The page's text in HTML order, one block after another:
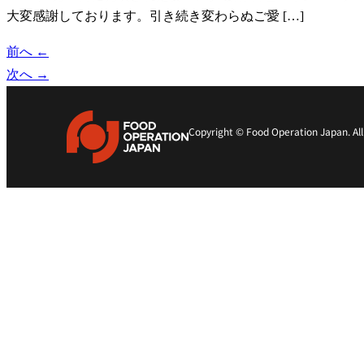
大変感謝しております。引き続き変わらぬご愛 […]
前へ ←
次へ →
Copyright © Food Operation Japan.